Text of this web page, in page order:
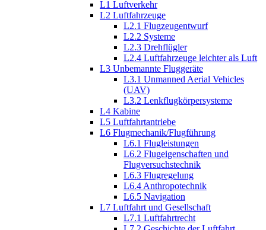
L1 Luftverkehr
L2 Luftfahrzeuge
L2.1 Flugzeugentwurf
L2.2 Systeme
L2.3 Drehflügler
L2.4 Luftfahrzeuge leichter als Luft
L3 Unbemannte Fluggeräte
L3.1 Unmanned Aerial Vehicles
(UAV)
L3.2 Lenkflugkörpersysteme
L4 Kabine
L5 Luftfahrtantriebe
L6 Flugmechanik/Flugführung
L6.1 Flugleistungen
L6.2 Flugeigenschaften und
Flugversuchstechnik
L6.3 Flugregelung
L6.4 Anthropotechnik
L6.5 Navigation
L7 Luftfahrt und Gesellschaft
L7.1 Luftfahrtrecht